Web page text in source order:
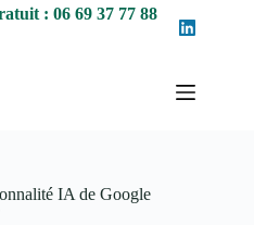
: 06 69 37 77 88
IA de Google